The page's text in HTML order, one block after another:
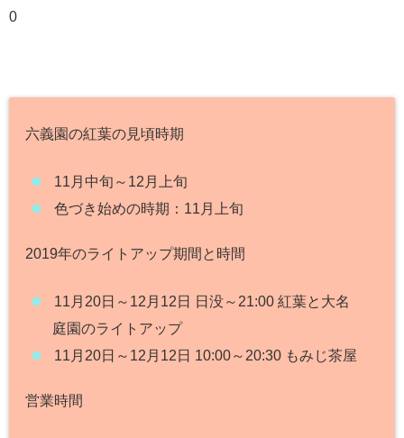
0
六義園の紅葉の見頃時期
11月中旬～12月上旬
色づき始めの時期：11月上旬
2019年のライトアップ期間と時間
11月20日～12月12日 日没～21:00 紅葉と大名
庭園のライトアップ
11月20日～12月12日 10:00～20:30 もみじ茶屋
営業時間